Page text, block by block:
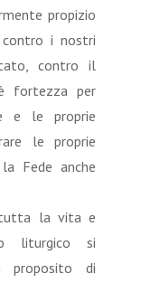
propizio
i nostri
contro il
fortezza per
e le proprie
le proprie
Fede anche
tutta la vita e
liturgico si
proposito di